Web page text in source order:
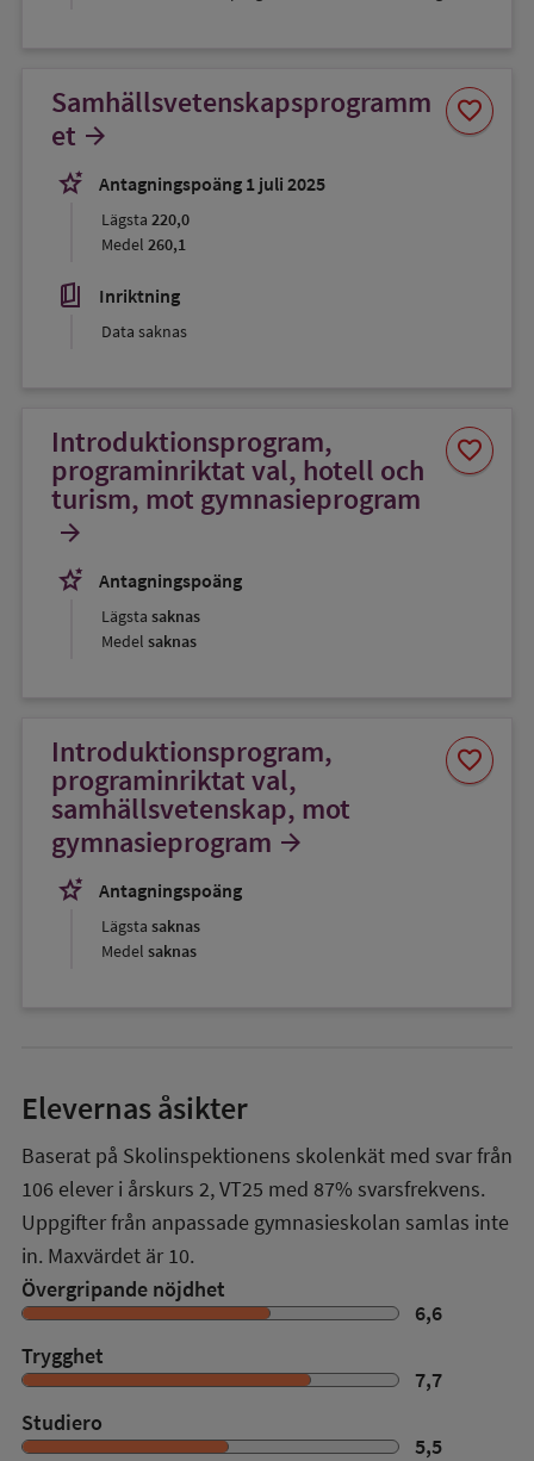
Samhällsvetenskapsprogramm
et arrow_forward
stars_2
Antagningspoäng 1 juli 2025
Lägsta 220,0
Medel 260,1
book_5 Inriktning
Data saknas
favorite
Spara
som
Introduktionsprogram,
programinriktat val, hotell och
turism, mot gymnasieprogram
arrow_forward
stars_2
Antagningspoäng
Lägsta saknas
Medel saknas
favorite
Spara
som
Introduktionsprogram,
programinriktat val,
samhällsvetenskap, mot
gymnasieprogram arrow_forward
stars_2
Antagningspoäng
Lägsta saknas
Medel saknas
favorite
Spara
som
Elevernas åsikter
Baserat på Skolinspektionens skolenkät med svar från
106 elever i årskurs 2,VT25 med 87% svarsfrekvens.
Uppgifter från anpassade gymnasieskolan samlas inte
in. Maxvärdet är 10.
Övergripande nöjdhet
6,6
Trygghet
7,7
Studiero
5,5